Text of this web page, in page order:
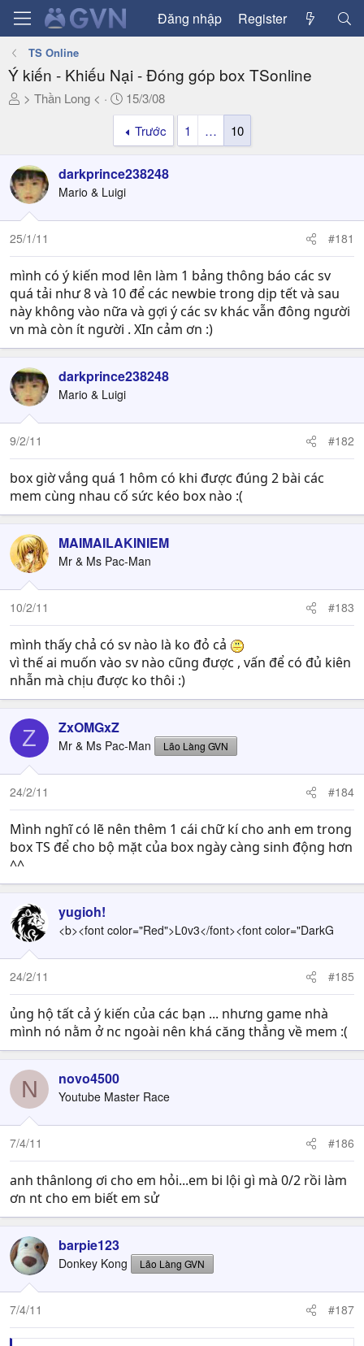
Đăng nhập Register
TS Online
Ý kiến - Khiếu Nại - Đóng góp box TSonline
T
a
d
s
t
a
t
e
r
> Thần Long <
N
g
à
y
g
ử
i
15/3/08
Trước
1 … 10
darkprince238248
Mario & Luigi
25/1/11 #181
mình có ý kiến mod lên làm 1 bảng thông báo các sv
quá tải như 8 và 10 để các newbie trong dịp tết và sau
này không vào nữa và gợi ý các sv khác vẫn đông người
vn mà còn ít người . XIn cảm ơn :)
darkprince238248
Mario & Luigi
9/2/11 #182
box giờ vắng quá 1 hôm có khi được đúng 2 bài các
mem cùng nhau cố sức kéo box nào :(
MAIMAILAKINIEM
Mr & Ms Pac-Man
10/2/11 #183
mình thấy chả có sv nào là ko đỏ cả
vì thế ai muốn vào sv nào cũng được , vấn để có đủ kiên
nhẫn mà chịu được ko thôi :)
Z ZxOMGxZ
Mr & Ms Pac-Man Lão Làng GVN
24/2/11 #184
Mình nghĩ có lẽ nên thêm 1 cái chữ kí cho anh em trong
box TS để cho bộ mặt của box ngày càng sinh động hơn
^^
yugioh!
<b><font color="Red">L0v3</font><font color="DarkG
24/2/11 #185
ủng hộ tất cả ý kiến của các bạn ... nhưng game nhà
mình nó nằm ở nc ngoài nên khá căng thẳng về mem :(
N novo4500
Youtube Master Race
7/4/11 #186
anh thânlong ơi cho em hỏi...em bi lội gì mà 0/2 rồi làm
ơn nt cho em biết em sử
barpie123
Donkey Kong Lão Làng GVN
7/4/11 #187